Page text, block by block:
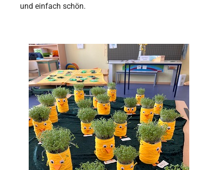
und einfach schön.